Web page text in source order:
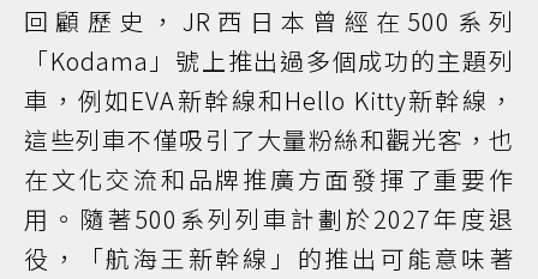
回顧歷史，JR西日本曾經在500系列
「Kodama」號上推出過多個成功的主題列
車，例如EVA新幹線和Hello Kitty新幹線，
這些列車不僅吸引了大量粉絲和觀光客，也
在文化交流和品牌推廣方面發揮了重要作
用。隨著500系列列車計劃於2027年度退
役，「航海王新幹線」的推出可能意味著